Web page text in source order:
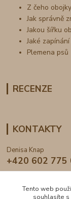
Z čeho
Jak správně
Jakou šířku
Jaké
Plemena psů
RECENZE
KONTAKTY
Denisa Knap
+420 602 775
Tento web
souhlasíte s